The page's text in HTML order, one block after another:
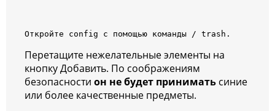
Откройте config с помощью команды / trash.
Перетащите нежелательные элементы на
кнопку Добавить. По соображениям
безопасности он не будет принимать синие
или более качественные предметы.